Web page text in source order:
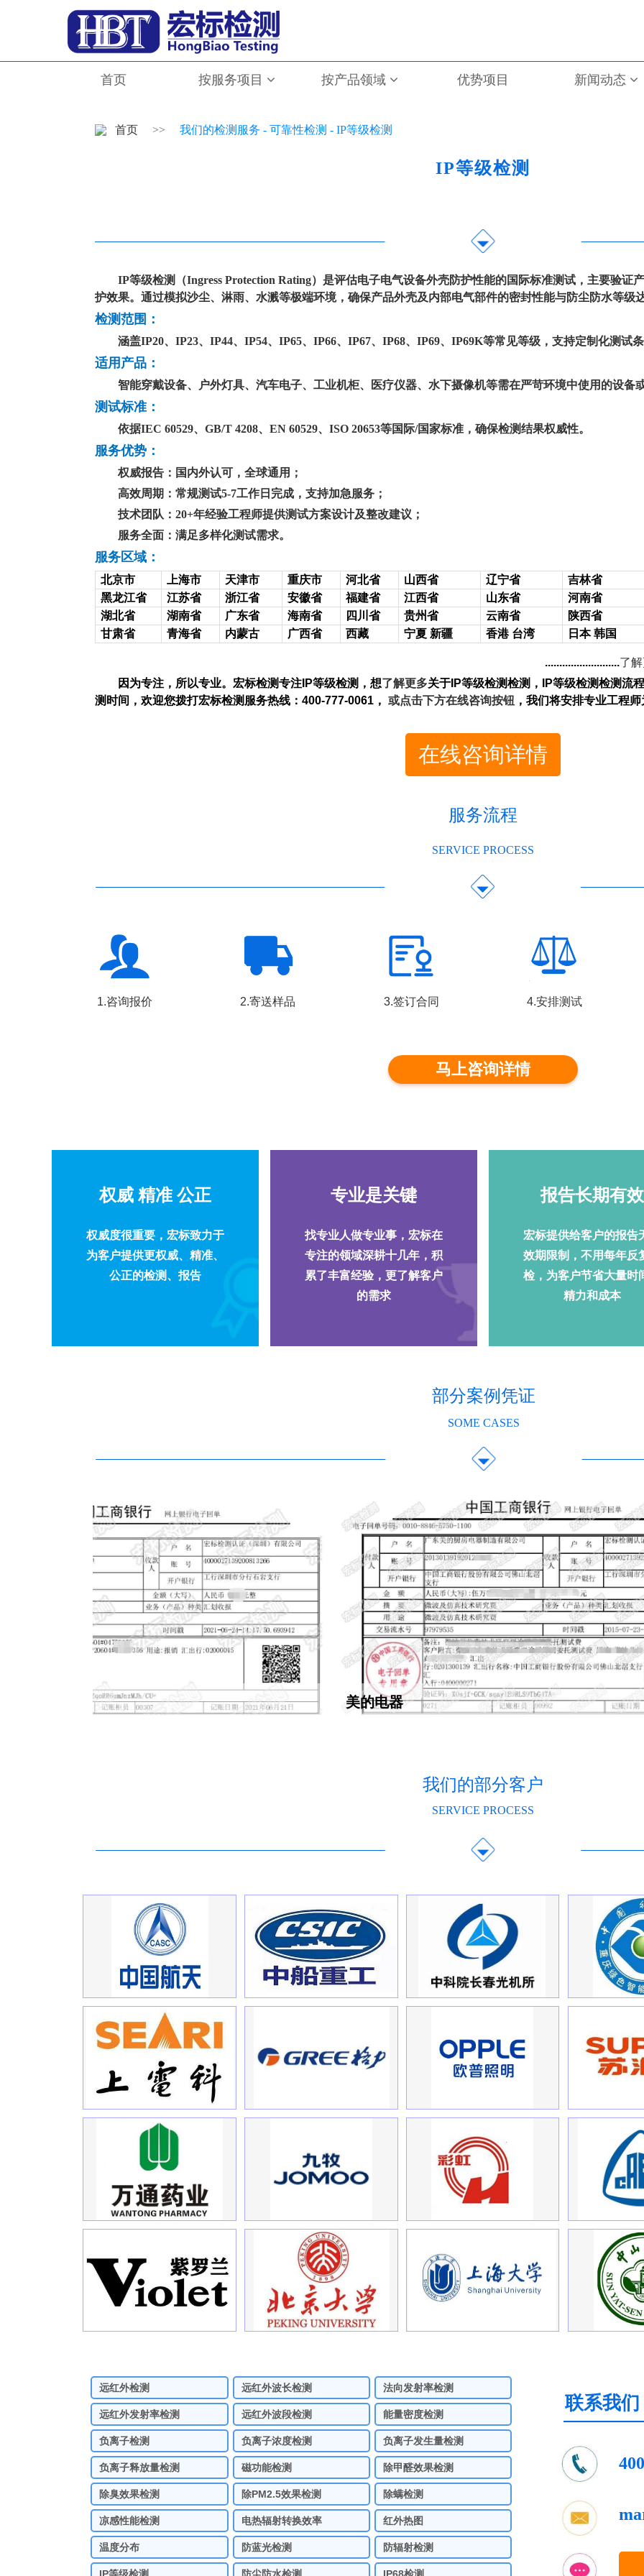
首页 按服务项目 按产品领域 优势项目 新闻动态
IP等级检测（Ingress Protection Rating）是评估电子电气设备外壳防护性能的国际标准测试，主要验证
护效果。通过模拟沙尘、淋雨、水溅等极端环境，确保产品外壳及内部电气部件的密封性能与防尘防水等级
检测范围：
涵盖IP20、IP23、IP44、IP54、IP65、IP66、IP67、IP68、IP69、IP69K等常见等级，支持定制化测试
适用产品：
智能穿戴设备、户外灯具、汽车电子、工业机柜、医疗仪器、水下摄像机等需在严苛环境中使用的设备
测试标准：
依据IEC 60529、GB/T 4208、EN 60529、ISO 20653等国际/国家标准，确保检测结果权威性。
服务优势：
权威报告：国内外认可，全球通用；
高效周期：常规测试5-7工作日完成，支持加急服务；
技术团队：20+年经验工程师提供测试方案设计及整改建议；
服务全面：满足多样化测试需求。
服务区域：
北京市 上海市 天津市 重庆市 河北省 山西省 辽宁省
吉林省
黑龙江省
江苏省 浙江省 安徽省 福建省 江西省 山东省
河南省
湖北省
湖南省 广东省 海南省 四川省 贵州省 云南省
陕西省
甘肃省
青海省 内蒙古 广西省 西藏 宁夏 新疆 香港 台湾 日本 韩国
..........................了解
因为专注，所以专业。宏标检测专注IP等级检测 ，想了解更多关于IP等级检测检测， IP等级检测检测流
测时间，欢迎您拨打宏标检测服务热线： 400-777-0061， 或点击下方在线咨询按钮 ，我们将安排专业工程
IP等级检测
首页 >> 我们的检测服务 - 可靠性检测 - IP等级检测
在线咨询详情
权威 精准 公正
权威度很重要，宏标致力于
为客户提供更权威、精准、
公正的检测、报告
专业是关键
找专业人做专业事，宏标在
专注的领域深耕十几年，积
累了丰富经验，更了解客户
的需求
报告长期有效
宏标提供给客户的报告
效期限制，不用每年反
检，为客户节省大量时
精力和成本
我们的部分客户
SERVICE PROCESS
部分案例凭证
SOME CASES
美的电器
联系我们
服务流程
SERVICE PROCESS
1.咨询报价 2.寄送样品 3.签订合同 4.安排测试
马上咨询详情
远红外检测 远红外波长检测 法向发射率检测
远红外发射率检测 远红外波段检测 能量密度检测
负离子检测 负离子浓度检测 负离子发生量检测
负离子释放量检测 磁功能检测 除甲醛效果检测
除臭效果检测 除PM2.5效果检测 除螨检测
凉感性能检测 电热辐射转换效率 红外热图
温度分布 防蓝光检测 防辐射检测